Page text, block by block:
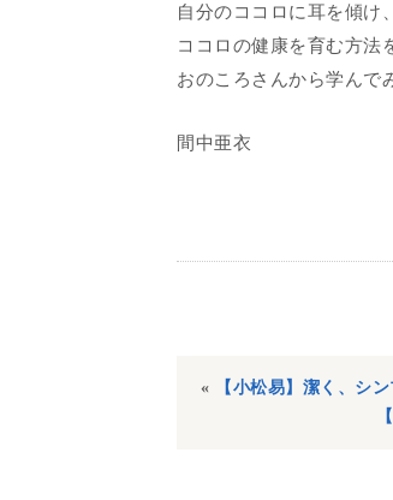
自分のココロに耳を傾け、
ココロの健康を育む方法
おのころさんから学んで
間中亜衣
«
【小松易】潔く、シ